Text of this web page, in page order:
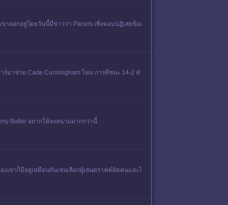
าออกอยู่โดยวันนี้มีข่าวว่า Pacers เพิ่งตอบปฏิเสธข้อเ
ร์มาช่วย Cade Cunningham ไหม การที่ชนะ 14-2 ทํ
Butler อยากให้ลงสนามมากกว่านี้
เขาก็มีอยู่เหมือนกันเช่นเลือกผู้เล่นดราฟต์ผิดคนเเละไ